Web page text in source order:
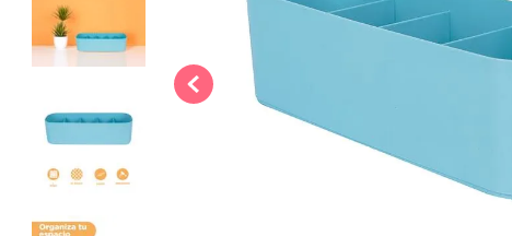
termos
9.
one piece
.